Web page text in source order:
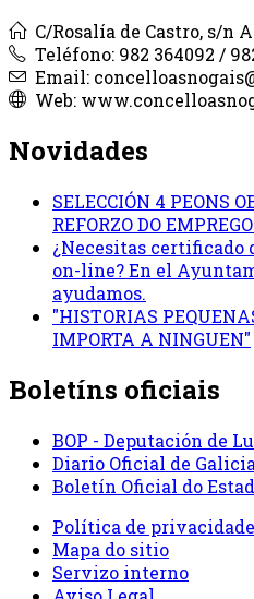
C/Rosalía de Castro, s/n
Teléfono: 982 364092 /
Email:
Web:
Novidades
SELECCIÓN 4 PEONS
REFORZO DO
¿Necesitas
on-line? En el
ayudamos.
"HISTORIAS
IMPORTA A NINGUEN"
Boletíns oficiais
BOP - Deputación de
Diario Oficial de Galicia
Boletín Oficial do
Política de privacidade
Mapa do sitio
Servizo interno